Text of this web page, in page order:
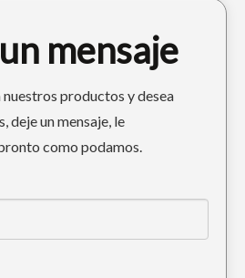
mensaje
nuestros productos y desea
deje un mensaje, le
como podamos.